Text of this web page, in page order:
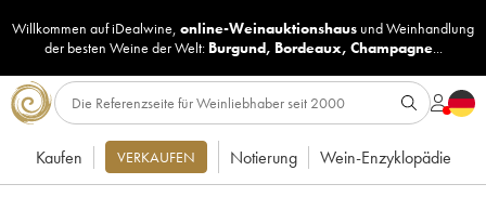
Willkommen auf iDealwine, online-Weinauktionshaus undWeinhandlung
der besten Weine der Welt: Burgund, Bordeaux, Champagne...
Kaufen VERKAUFEN Notierung Wein-Enzyklopädie